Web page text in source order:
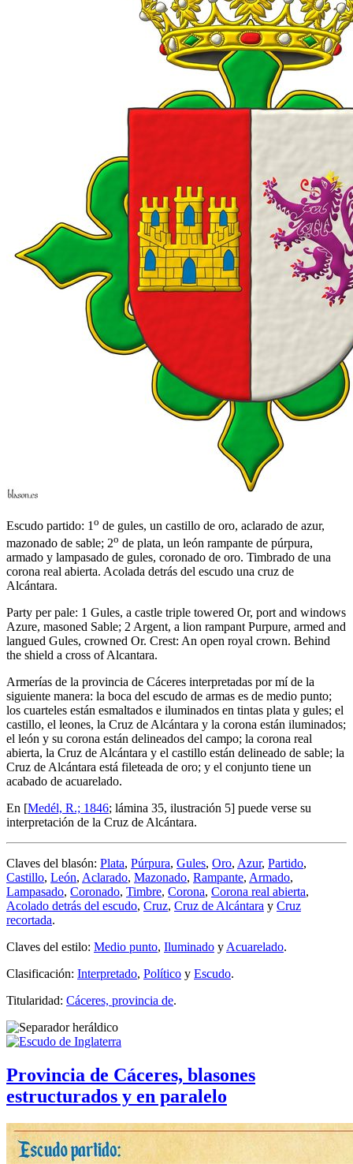
Escudo partido: 1 o de gules, un castillo de oro, aclarado de azur,
mazonado de sable; 2o de plata, un león rampante de púrpura,
armado y lampasado de gules, coronado de oro. Timbrado de una
corona real abierta. Acolada detrás del escudo una cruz de
Alcántara.
Party per pale: 1 Gules, a castle triple towered Or, port and windows
Azure, masoned Sable; 2 Argent, a lion rampant Purpure, armed and
langued Gules, crowned Or. Crest: An open royal crown. Behind
the shield a cross of Alcantara.
Armerías de la provincia de Cáceres interpretadas por mí de la
siguiente manera: la boca del escudo de armas es de medio punto;
los cuarteles están esmaltados e iluminados en tintas plata y gules; el
castillo, el leones, la Cruz de Alcántara y la corona están iluminados;
el león y su corona están delineados del campo; la corona real
abierta, la Cruz de Alcántara y el castillo están delineado de sable; la
Cruz de Alcántara está fileteada de oro; y el conjunto tiene un
acabado de acuarelado.
En [Medél, R.; 1846; lámina 35, ilustración 5] puede verse su
interpretación de la Cruz de Alcántara.
Claves del blasón: Plata, Púrpura, Gules, Oro, Azur, Partido,
Castillo, León, Aclarado, Mazonado, Rampante, Armado,
Lampasado, Coronado, Timbre, Corona, Corona real abierta,
Acolado detrás del escudo, Cruz, Cruz de Alcántara y Cruz
recortada.
Claves del estilo: Medio punto, Iluminado y Acuarelado.
Clasificación: Interpretado, Político y Escudo.
Titularidad: Cáceres, provincia de.
Provincia de Cáceres, blasones
estructurados y en paralelo